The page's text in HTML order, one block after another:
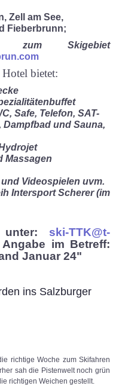
Zell am See,
Fieberbrunn;
zum Skigebiet
bietet:
Safe, Telefon, SAT-
Dampfbad und Sauna,
Massagen
Videospielen uvm.
Intersport Scherer (im
unter: ski-TTK@t-
im Betreff:
Januar 24"
ins Salzburger
richtige Woche zum Skifahren
sah die Pistenwelt noch grün
richtigen Weichen gestellt.